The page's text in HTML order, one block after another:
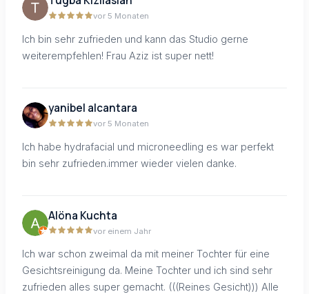
vor 5 Monaten
Ich bin sehr zufrieden und kann das Studio gerne
weiterempfehlen! Frau Aziz ist super nett!
yanibel alcantara
vor 5 Monaten
Ich habe hydrafacial und microneedling es war perfekt
bin sehr zufrieden.immer wieder vielen danke.
Alöna Kuchta
vor einem Jahr
Ich war schon zweimal da mit meiner Tochter für eine
Gesichtsreinigung da. Meine Tochter und ich sind sehr
zufrieden alles super gemacht. (((Reines Gesicht))) Alle